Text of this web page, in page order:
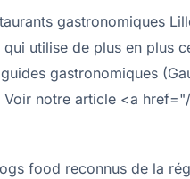
gastronomiques
utilise de plus en plus
gastronomiques
notre article <a
food reconnus de la